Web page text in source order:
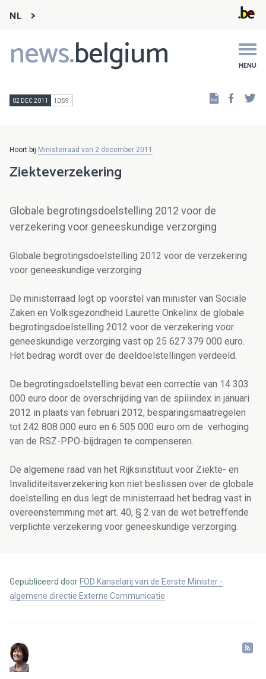
NL
news.belgium MENU
Main
navigation
02 DEC 2011 10:59
Hoort bij Ministerraad van 2 december 2011
Ziekteverzekering
Globale begrotingsdoelstelling 2012 voor de
verzekering voor geneeskundige verzorging
Globale begrotingsdoelstelling 2012 voor de verzekering
voor geneeskundige verzorging
De ministerraad legt op voorstel van minister van Sociale
Zaken en Volksgezondheid Laurette Onkelinx de globale
begrotingsdoelstelling 2012 voor de verzekering voor
geneeskundige verzorging vast op 25 627 379 000 euro.
Het bedrag wordt over de deeldoelstellingen verdeeld.
De begrotingsdoelstelling bevat een correctie van 14 303
000 euro door de overschrijding van de spilindex in januari
2012 in plaats van februari 2012, besparingsmaatregelen
tot 242 808 000 euro en 6 505 000 euro om de verhoging
van de RSZ-PPO-bijdragen te compenseren.
De algemene raad van het Rijksinstituut voor Ziekte- en
Invaliditeitsverzekering kon niet beslissen over de globale
doelstelling en dus legt de ministerraad het bedrag vast in
overeenstemming met art. 40, § 2 van de wet betreffende
verplichte verzekering voor geneeskundige verzorging.
Gepubliceerd door FOD Kanselarij van de Eerste Minister -
algemene directie Externe Communicatie